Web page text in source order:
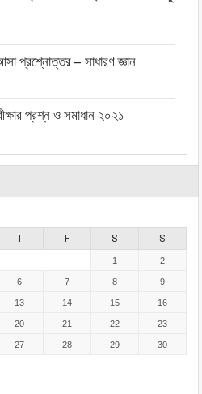
প্রশ্নোত্তর – সাধারণ জ্ঞান
প্রশ্ন ও সমাধান ২০২১
T F S S
1 2
6 7 8 9
13 14 15 16
20 21 22 23
27 28 29 30